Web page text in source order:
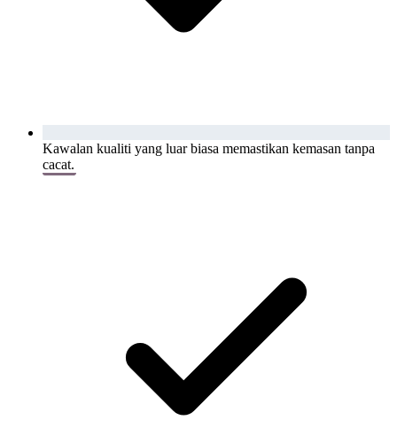
Kawalan kualiti yang luar biasa memastikan kemasan tanpa
cacat.